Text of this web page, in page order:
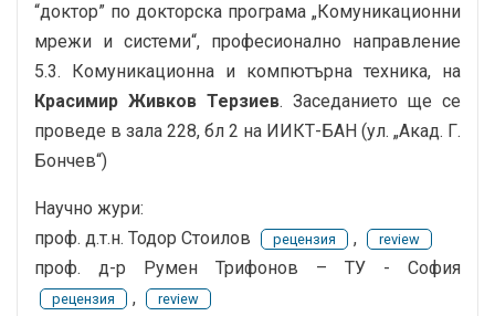
“доктор” по докторска програма „Комуникационни
мрежи и системи“, професионално направление
5.3. Комуникационна и компютърна техника, на
Красимир Живков Терзиев. Заседанието ще се
проведе в зала 228, бл 2 на ИИКТ-БАН (ул. „Акад. Г.
Бончев“)
Научно жури:
проф. д.т.н. Тодор Стоилов
рецензия , review
проф. д-р Румен Трифонов – ТУ - София
рецензия , review